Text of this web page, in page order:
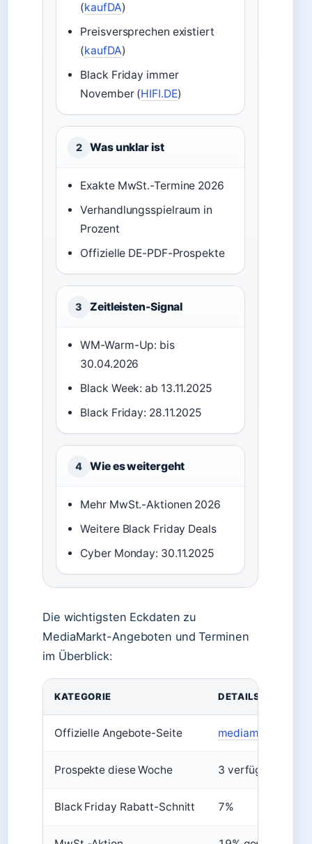
(kaufDA)
Preisversprechen existiert
(kaufDA)
Black Friday immer
November (HIFI.DE)
2 Was unklar ist
Exakte MwSt.-Termine 2026
Verhandlungsspielraum in
Prozent
Offizielle DE-PDF-Prospekte
3 Zeitleisten-Signal
WM-Warm-Up: bis
30.04.2026
Black Week: ab 13.11.2025
Black Friday: 28.11.2025
4 Wie es weitergeht
Mehr MwSt.-Aktionen 2026
Weitere Black Friday Deals
Cyber Monday: 30.11.2025
Die wichtigsten Eckdaten zu
MediaMarkt-Angeboten und Terminen
im Überblick:
KATEGORIE DETAILS
Offizielle Angebote-Seite mediamarkt.de/
Prospekte diese Woche 3 verfügbar
Black Friday Rabatt-Schnitt 7%